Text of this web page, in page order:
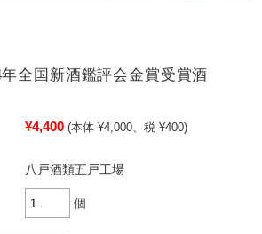
全国新酒鑑評会金賞受賞酒
¥4,400 (本体 ¥4,000、税 ¥400)
八戸酒類五戸工場
個